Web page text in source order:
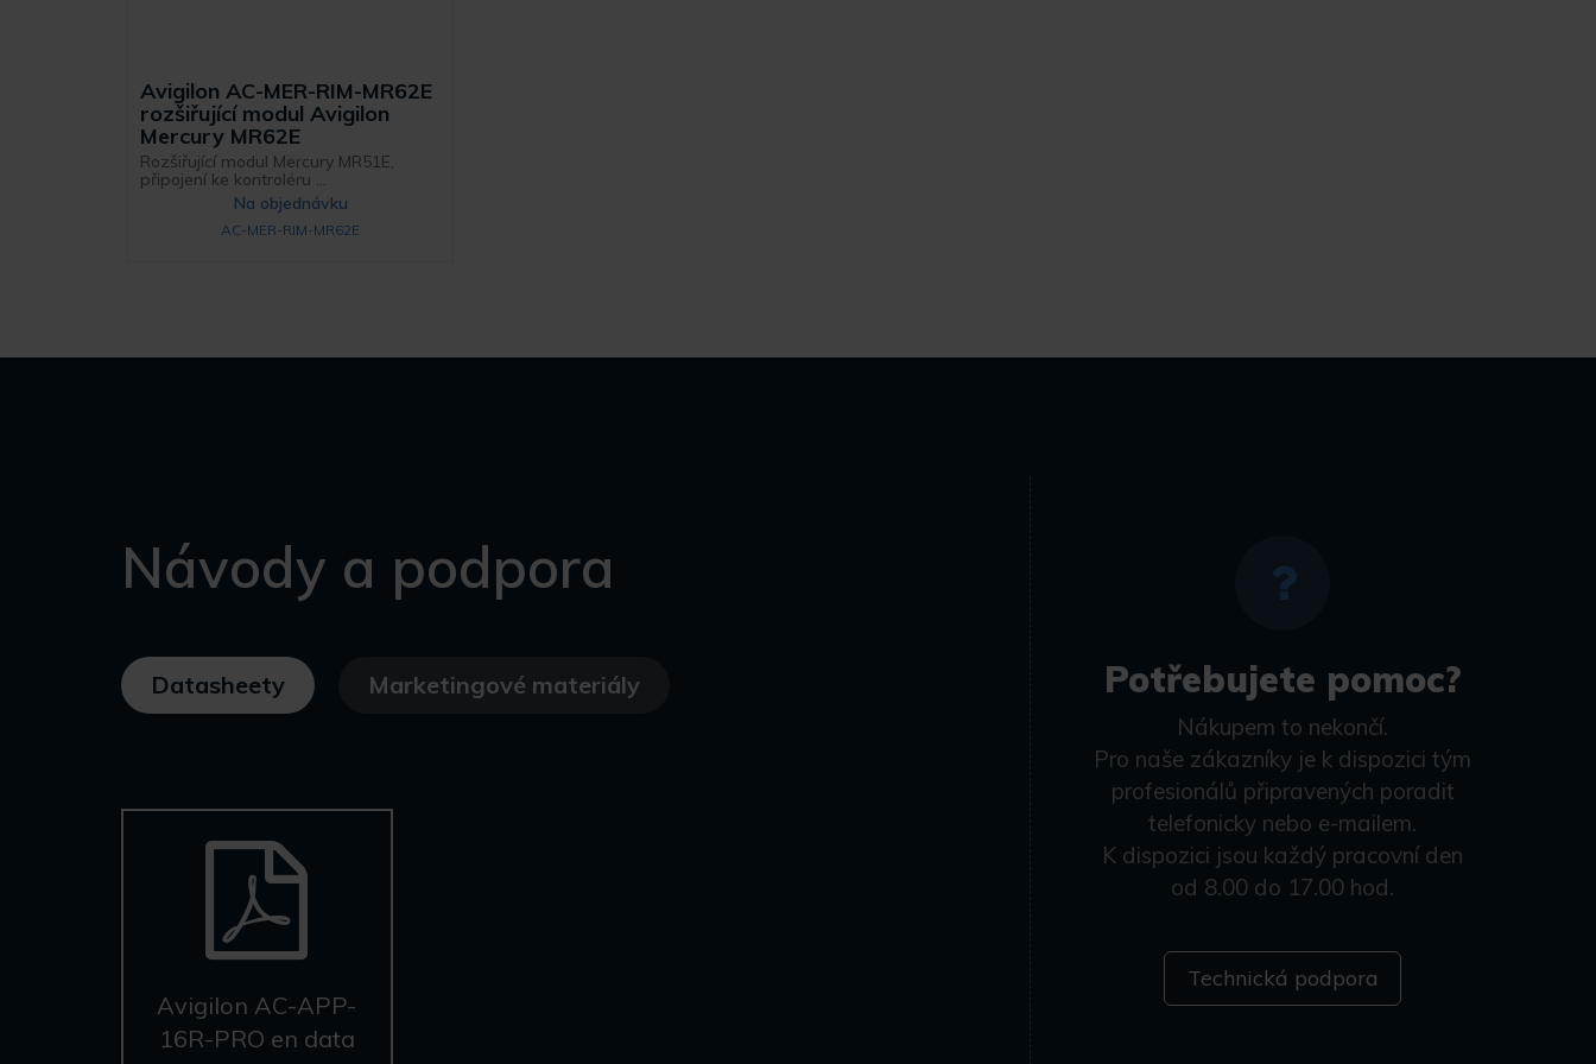
Avigilon AC-MER-RIM-MR62E
rozšiřující modul Avigilon
Mercury MR62E
Rozšiřující modul Mercury MR51E,
připojení ke kontroléru ...
Na objednávku
AC-MER-RIM-MR62E
Návody a podpora
Datasheety Marketingové materiály
Avigilon AC-APP-
16R-PRO en data
Potřebujete pomoc?
Nákupem to nekončí.
Pro naše zákazníky je k dispozici tým
profesionálů připravených poradit
telefonicky nebo e-mailem.
K dispozici jsou každý pracovní den
od 8.00 do 17.00 hod.
Technická podpora